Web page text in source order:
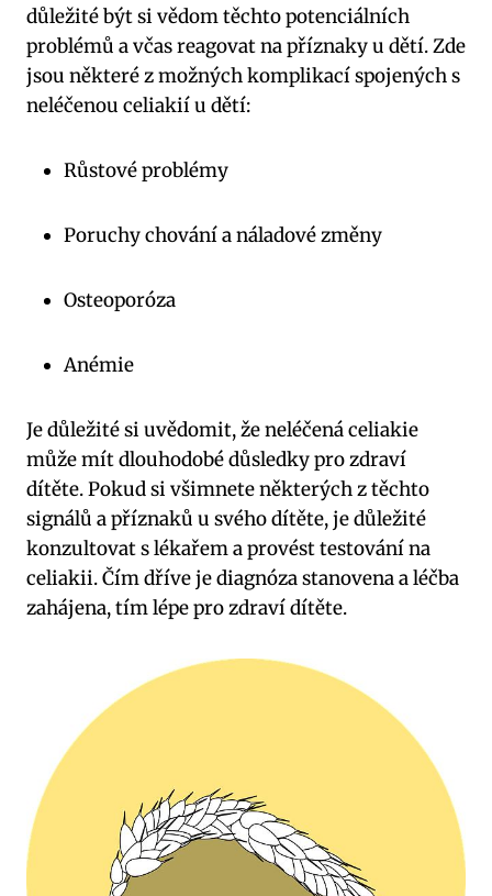
důležité být si vědom těchto potenciálních
problémů a včas reagovat na příznaky u dětí. Zde
jsou některé z možných komplikací spojených s
neléčenou celiakií u dětí:
Růstové problémy
Poruchy chování a náladové změny
Osteoporóza
Anémie
Je důležité si uvědomit, že neléčená celiakie
může mít dlouhodobé důsledky pro zdraví
dítěte. Pokud si všimnete některých z těchto
signálů a příznaků u svého dítěte, je důležité
konzultovat s lékařem a provést testování na
celiakii. Čím dříve je diagnóza stanovena a léčba
zahájena, tím lépe pro zdraví dítěte.